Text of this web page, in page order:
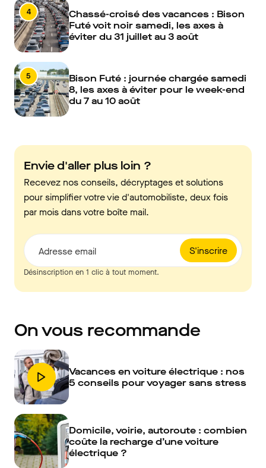
4
Chassé-croisé des vacances : Bison
Futé voit noir samedi, les axes à
éviter du 31 juillet au 3 août
5
Bison Futé : journée chargée samedi
8, les axes à éviter pour le week-end
du 7 au 10 août
Envie d'aller plus loin ?
Recevez nos conseils, décryptages et solutions
pour simplifier votre vie d'automobiliste, deux fois
par mois dans votre boîte mail.
S'inscrire
Adresse email
Désinscription en 1 clic à tout moment.
On vous recommande
Vacances en voiture électrique : nos
5 conseils pour voyager sans stress
Domicile, voirie, autoroute : combien
coûte la recharge d’une voiture
électrique ?